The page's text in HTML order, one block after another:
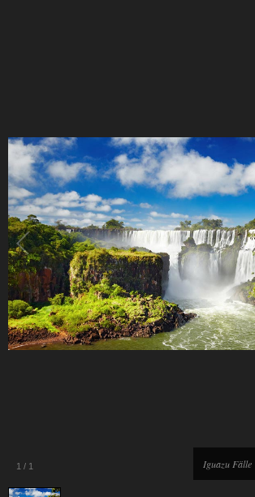
1 / 1 Iguazu Fälle